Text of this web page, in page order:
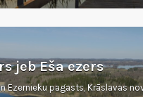
jeb Eša ezers
Ezernieku pagasts, Krāslavas